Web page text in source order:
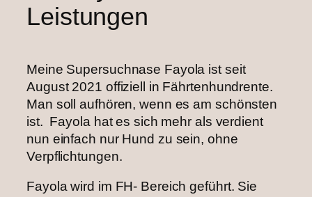
Leistungen
Meine Supersuchnase Fayola ist seit
August 2021 offiziell in Fährtenhundrente.
Man soll aufhören, wenn es am schönsten
ist. ‌ Fayola hat es sich mehr als verdient
nun einfach nur Hund zu sein, ohne
Verpflichtungen. ‌
Fayola wird im FH- Bereich geführt. Sie